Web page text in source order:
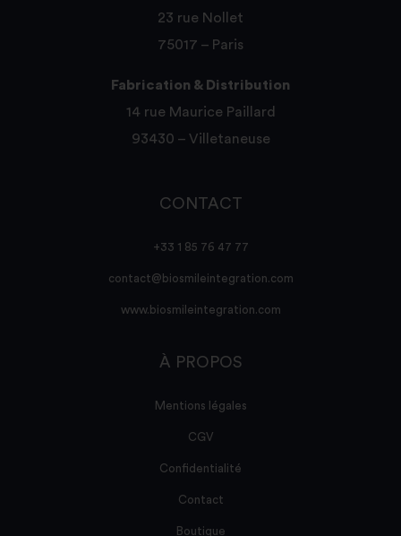
23 rue Nollet
75017 – Paris
Fabrication & Distribution
14 rue Maurice Paillard
93430 – Villetaneuse
CONTACT
+33 1 85 76 47 77
contact@biosmileintegration.com
www.biosmileintegration.com
À PROPOS
Mentions légales
CGV
Confidentialité
Contact
Boutique